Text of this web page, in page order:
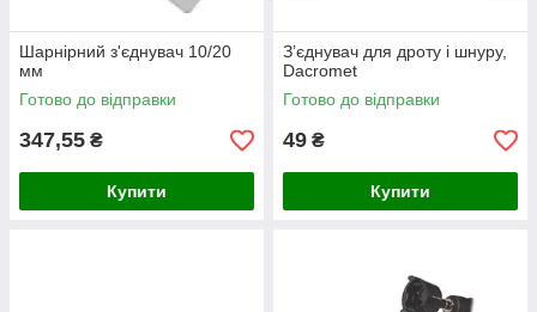
Шарнірний з'єднувач 10/20
мм
Готово до відправки
347,55 ₴
Купити
З’єднувач для дроту і шнуру,
Dacromet
Готово до відправки
49 ₴
Купити